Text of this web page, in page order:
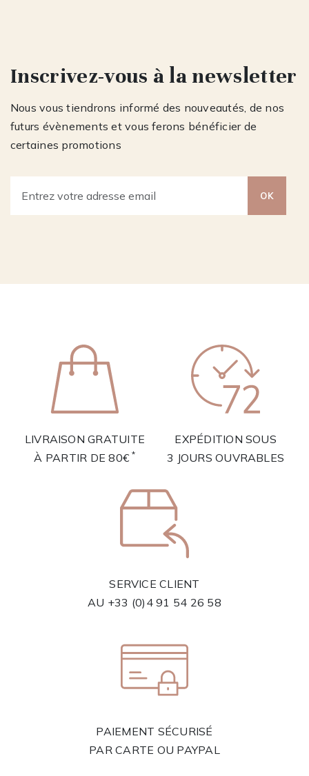
Inscrivez-vous à la newsletter
Nous vous tiendrons informé des nouveautés, de nos
futurs évènements et vous ferons bénéficier de
certaines promotions
OK
LIVRAISON GRATUITE
À PARTIR DE 80€ *
EXPÉDITION SOUS
3 JOURS OUVRABLES
SERVICE CLIENT
AU +33 (0)4 91 54 26 58
PAIEMENT SÉCURISÉ
PAR CARTE OU PAYPAL